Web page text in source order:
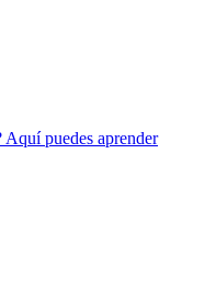
puedes aprender